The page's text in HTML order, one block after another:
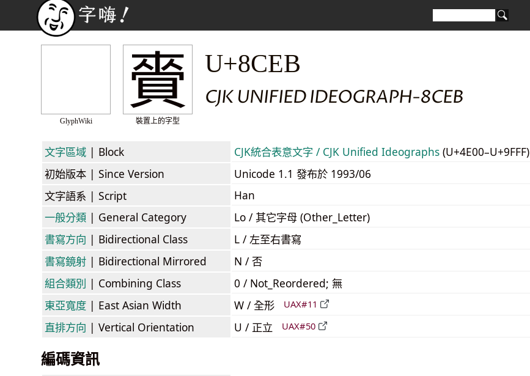
GlyphWiki
賫
裝置上的字型
U+8CEB
CJK UNIFIED IDEOGRAPH-8CEB
文字區域 | Block CJK統合表意文字 / CJK Unified Ideographs (U+4E00–U+9FFF)
初始版本 | Since Version
Unicode 1.1 發布於 1993/06
文字語系 | Script
Han
一般分類 | General Category
Lo / 其它字母 (Other_Letter)
書寫方向 | Bidirectional Class
L / 左至右書寫
書寫鏡射 | Bidirectional Mirrored
N / 否
組合類別 | Combining Class
0 / Not_Reordered; 無
東亞寬度 | East Asian Width W / 全形 UAX#11
直排方向 | Vertical Orientation U / 正立 UAX#50
編碼資訊